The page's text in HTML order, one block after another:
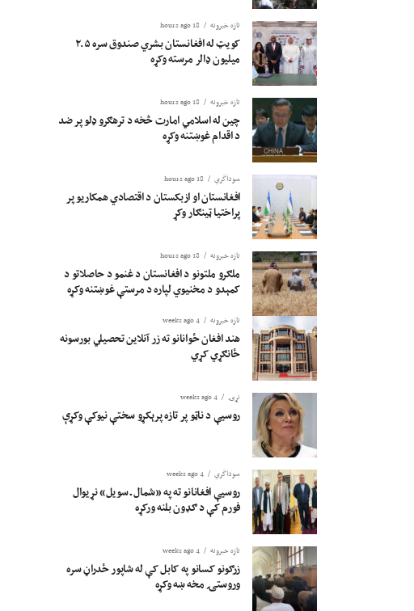
تازه خبرونه 18 hours ago
کویټ له افغانستان بشري صندوق سره ۲.۵
میلیون ډالر مرسته وکړه
تازه خبرونه 18 hours ago
چین له اسلامي امارت څخه د ترهګرو ډلو پر ضد
د اقدام غوښتنه وکړه
سوداگري 18 hours ago
افغانستان او ازبکستان د اقتصادي همکاریو پر
پراختیا ټینګار وکړ
تازه خبرونه 18 hours ago
ملګرو ملتونو د افغانستان د غنمو د حاصلاتو د
کمېدو د مخنیوي لپاره د مرستې غوښتنه وکړه
تازه خبرونه 4 weeks ago
هند افغان ځوانانو ته زر آنلاین تحصیلي بورسونه
ځانګړي کړي
نړۍ 4 weeks ago
روسیې د ناټو پر تازه پرېکړو سختې نیوکې وکړې
سوداگري 4 weeks ago
روسیې افغانانو ته په «شمال ـ سویل» نړیوال
فورم کې د ګډون بلنه ورکړه
تازه خبرونه 4 weeks ago
زرګونو کسانو په کابل کې له شاپور ځدراڼ سره
وروستۍ مخه ښه وکړه